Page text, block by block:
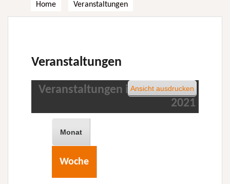
Home Veranstaltungen
Veranstaltungen
Veranstaltungen im November
2021
Monat
Woche
Ansichtausdrucken